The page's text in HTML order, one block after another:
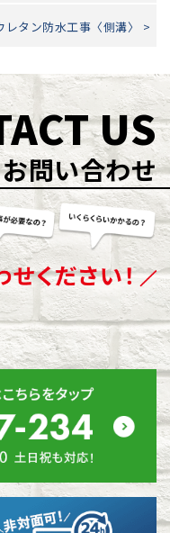
タン防水工事〈側溝〉 >
US
問い合わせ